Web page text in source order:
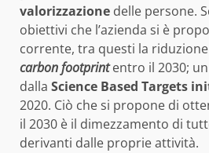
valorizzazione delle persone.
obiettivi che l’azienda si è
corrente, tra questi la
carbon footprintentro il 2030;
dalla Science Based Targets
2020. Ciò che si propone di
il 2030 è il dimezzamento di
derivanti dalle proprie attività.